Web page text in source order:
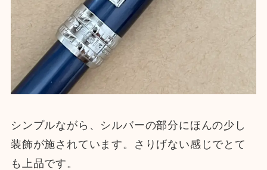
シンプルながら、シルバーの部分にほんの少し
装飾が施されています。さりげない感じでとて
も上品です。